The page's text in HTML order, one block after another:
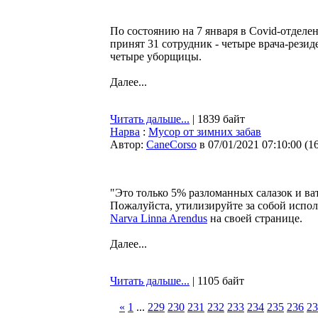
По состоянию на 7 января в Covid-
принят 31 сотрудник - четыре врача-
четыре уборщицы.
Далее...
Читать дальше... | 1839 байт
Нарва : Мусор от зимних забав
Автор: CaneCorso в 07/01/2021 07:10:00 (
"Это только 5% разломанных салазок и
Пожалуйста, утилизируйте за собой
Narva Linna Arendus на своей странице.
Далее...
Читать дальше... | 1105 байт
« 1 ... 229 230 231 232 233 234 235 236